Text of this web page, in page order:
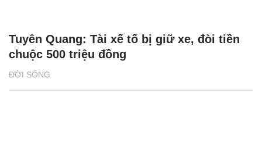
ĐỜI SỐNG
Tuyên Quang: Tài xế tố bị giữ xe, đòi tiền
chuộc 500 triệu đồng